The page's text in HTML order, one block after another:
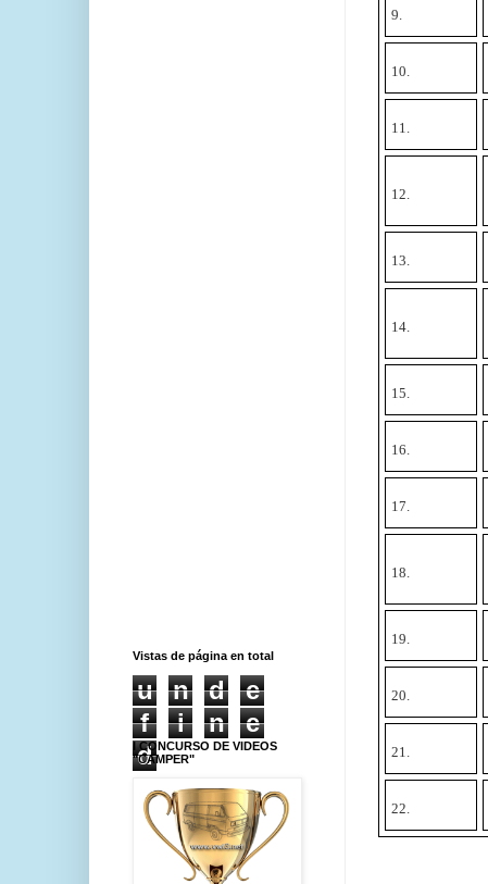
9.
10.
11.
12.
13.
14.
15.
16.
17.
18.
19.
20.
21.
22.
Vistas de página en total
u n d
e
f
i n
e
d
I CONCURSO DE VIDEOS
"CAMPER"